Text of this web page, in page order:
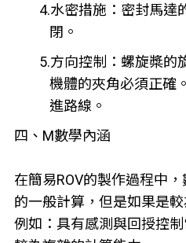
4.水密措施：密封馬達
閉。
5.方向控制：螺旋槳的
機體的夾角必須正確
進路線。
四、M數學內涵
在簡易ROV的製作過程中
的一般計算，但是如果是較
例如：具有感測與回授控